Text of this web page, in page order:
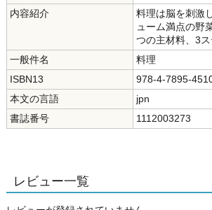
内容紹介
料理は脳を刺激
ューム満点の野
つの主材料、3
一般件名
料理
ISBN13
978-4-7895-
本文の言語
jpn
書誌番号
1112003273
レビュー一覧